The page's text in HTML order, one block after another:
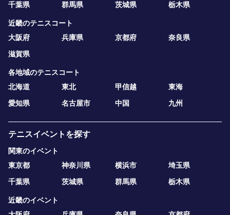
千葉県
群馬県 茨城県 栃木県
近畿のテニスコート
大阪府
兵庫県 京都府
奈良県
滋賀県
各地域のテニスコート
北海道
東北 甲信越
東海
愛知県
名古屋市 中国 九州
テニスイベントを探す
関東のイベント
東京都
神奈川県 横浜市
埼玉県
千葉県
茨城県 群馬県 栃木県
近畿のイベント